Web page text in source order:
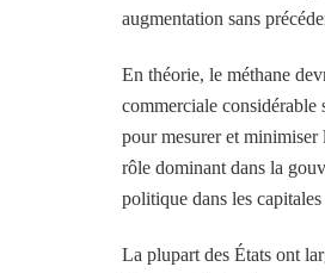
augmentation sans
En théorie, le méthane
commerciale considérable
pour mesurer et minimiser
rôle dominant dans la
politique dans les capitales
La plupart des États ont